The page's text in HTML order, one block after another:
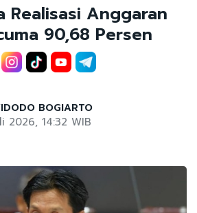
Realisasi Anggaran
90,68 Persen
BOGIARTO
2026, 14:32 WIB